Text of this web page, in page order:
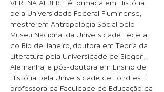
VERENA ALBERTI é formada em História
pela Universidade Federal Fluminense,
mestre em Antropologia Social pelo
Museu Nacional da Universidade Federal
do Rio de Janeiro, doutora em Teoria da
Literatura pela Universidade de Siegen,
Alemanha, e pós-doutora em Ensino de
História pela Universidade de Londres. É
professora da Faculdade de Educação da